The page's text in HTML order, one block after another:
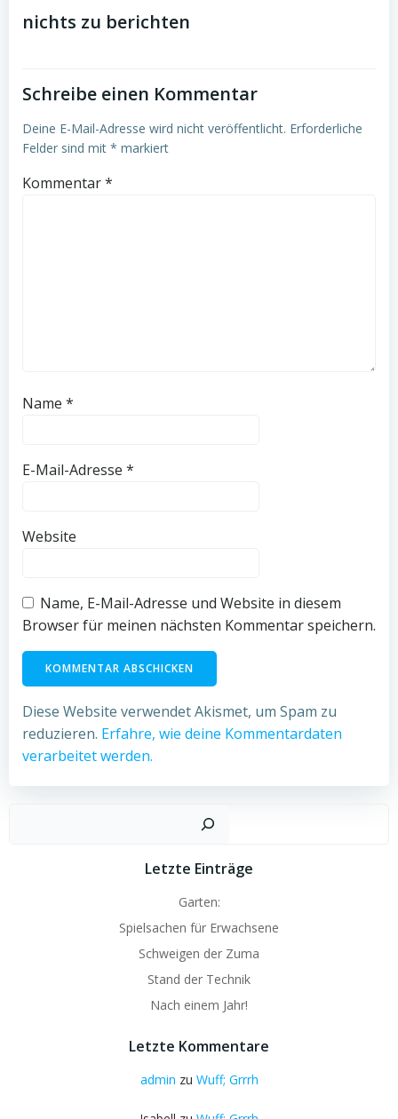
navigation
nichts zu berichten
Schreibe einen Kommentar
Deine E-Mail-Adresse wird nicht veröffentlicht. Erforderliche
Felder sind mit * markiert
Kommentar*
Name *
E-Mail-Adresse *
Website
Name, E-Mail-Adresse und Website in diesem
Browser für meinen nächsten Kommentar speichern.
Diese Website verwendet Akismet, um Spam zu
reduzieren. Erfahre, wie deine Kommentardaten
verarbeitet werden.
Letzte Einträge
Garten:
Spielsachen für Erwachsene
Schweigen der Zuma
Stand der Technik
Nach einem Jahr!
Letzte Kommentare
admin zu Wuff; Grrrh